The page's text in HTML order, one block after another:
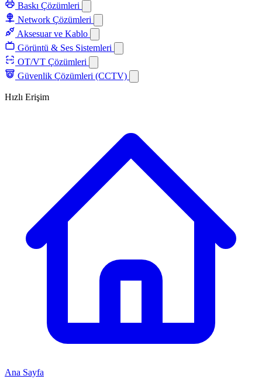
Baskı Çözümleri
Network Çözümleri
Aksesuar ve Kablo
Görüntü & Ses Sistemleri
OT/VT Çözümleri
Güvenlik Çözümleri (CCTV)
Hızlı Erişim
Ana Sayfa